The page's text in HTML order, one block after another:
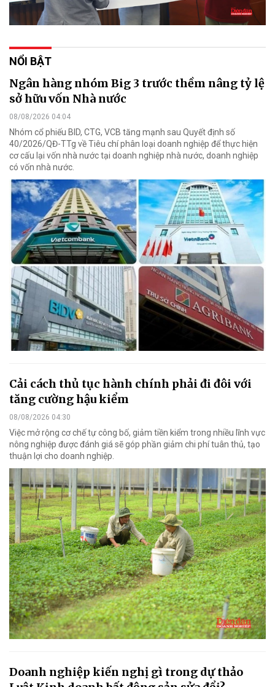
NỔI BẬT
Ngân hàng nhóm Big 3 trước thềm nâng tỷ lệ
sở hữu vốn Nhà nước
08/08/2026 04:04
Nhóm cổ phiếu BID, CTG, VCB tăng mạnh sau Quyết định số
40/2026/QĐ-TTg về Tiêu chí phân loại doanh nghiệp để thực hiện
cơ cấu lại vốn nhà nước tại doanh nghiệp nhà nước, doanh nghiệp
có vốn nhà nước.
Cải cách thủ tục hành chính phải đi đôi với
tăng cường hậu kiểm
08/08/2026 04:30
Việc mở rộng cơ chế tự công bố, giảm tiền kiểm trong nhiều lĩnh vực
nông nghiệp được đánh giá sẽ góp phần giảm chi phí tuân thủ, tạo
thuận lợi cho doanh nghiệp.
Doanh nghiệp kiến nghị gì trong dự thảo